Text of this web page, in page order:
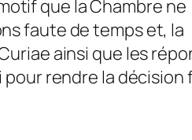
que la Chambre ne
faute de temps et, la
ainsi que les
pour rendre la décision